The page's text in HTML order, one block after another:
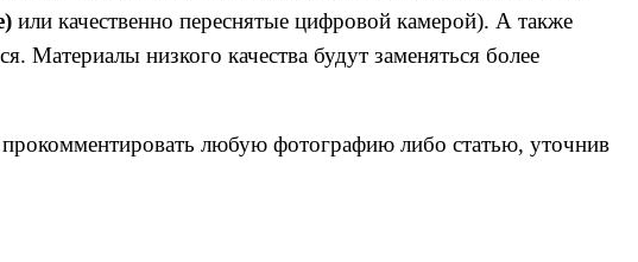
или качественно переснятые цифровой камерой). А также
Материалы низкого качества будут заменяться более
любую фотографию либо статью, уточнив